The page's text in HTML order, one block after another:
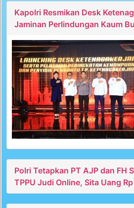
Kapolri Resmikan Desk
Jaminan Perlindungan Kaum
Polri Tetapkan PT AJP dan FH
TPPU Judi Online, Sita Uang